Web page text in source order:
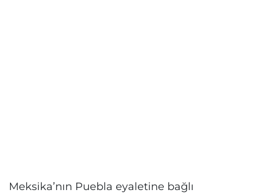
Meksika’nın Puebla eyaletine bağlı